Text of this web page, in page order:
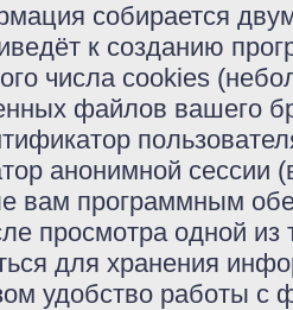
собирается
к созданию
числа cookies
файлов вашего
анонимной сессии
вам программным
просмотра одной
для хранения
удобство работы с